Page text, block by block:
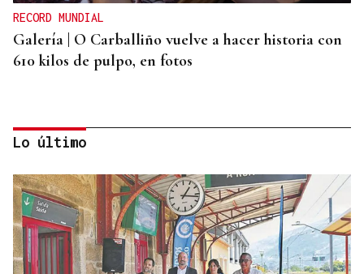
RECORD MUNDIAL
Galería | O Carballiño vuelve a hacer historia con
610 kilos de pulpo, en fotos
Lo último